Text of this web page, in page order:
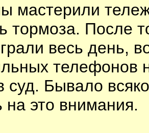
мастерили
тормоза. После
весь день,
телефонов
суд. Бывало
на это внимания.